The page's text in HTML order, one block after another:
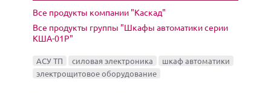
Все продукты компании "Каскад"
Все продукты группы "Шкафы автоматики серии
КША-01Р"
АСУ ТП силовая электроника
шкаф автоматики
электрощитовое оборудование